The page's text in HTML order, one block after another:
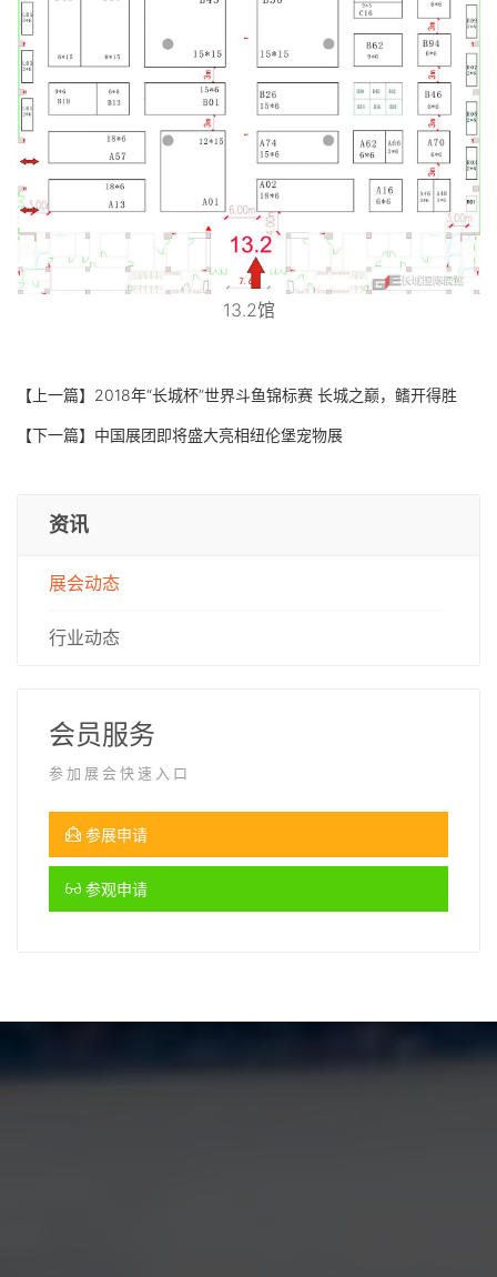
13.2馆
【上一篇】 2018年“长城杯”世界斗鱼锦标赛 长城之巅，鳍开得胜
【下一篇】 中国展团即将盛大亮相纽伦堡宠物展
资讯
展会动态
行业动态
会员服务
参加展会快速入口
参展申请
参观申请